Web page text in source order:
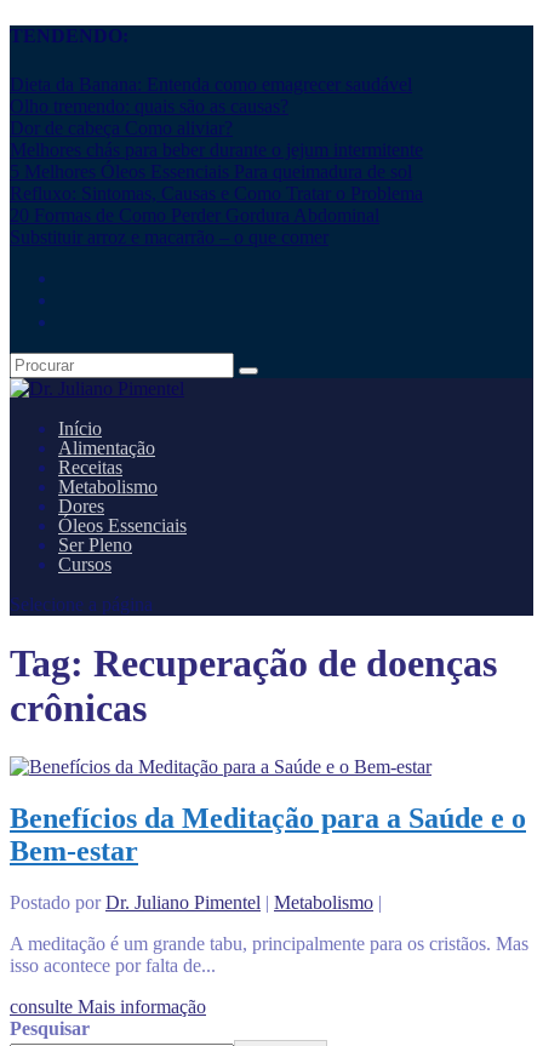
TENDENDO:
Dieta da Banana: Entenda como emagrecer saudável
Olho tremendo: quais são as causas?
Dor de cabeça Como aliviar?
Melhores chás para beber durante o jejum intermitente
5 Melhores Óleos Essenciais Para queimadura de sol
Refluxo: Sintomas, Causas e Como Tratar o Problema
20 Formas de Como Perder Gordura Abdominal
Substituir arroz e macarrão – o que comer
Início
Alimentação
Receitas
Metabolismo
Dores
Óleos Essenciais
Ser Pleno
Cursos
Selecione a página
Tag: Recuperação de doenças
crônicas
Benefícios da Meditação para a Saúde e o
Bem-estar
Postado porDr. Juliano Pimentel | Metabolismo |
A meditação é um grande tabu, principalmente para os cristãos. Mas
isso acontece por falta de...
consulte Mais informação
Pesquisar